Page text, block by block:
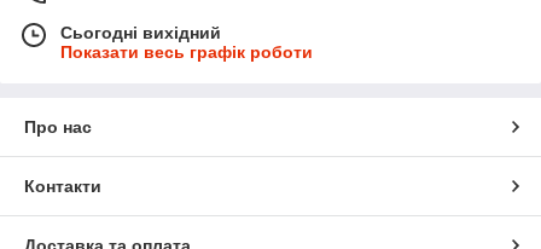
Сьогодні вихідний
Показати весь графік роботи
Про нас
Контакти